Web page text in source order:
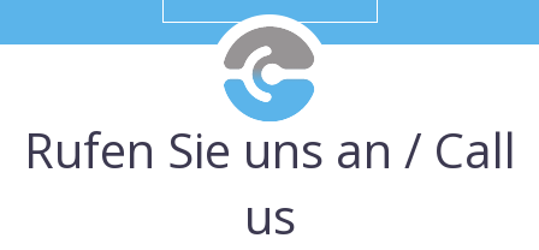
Rufen Sie uns an / Call
us